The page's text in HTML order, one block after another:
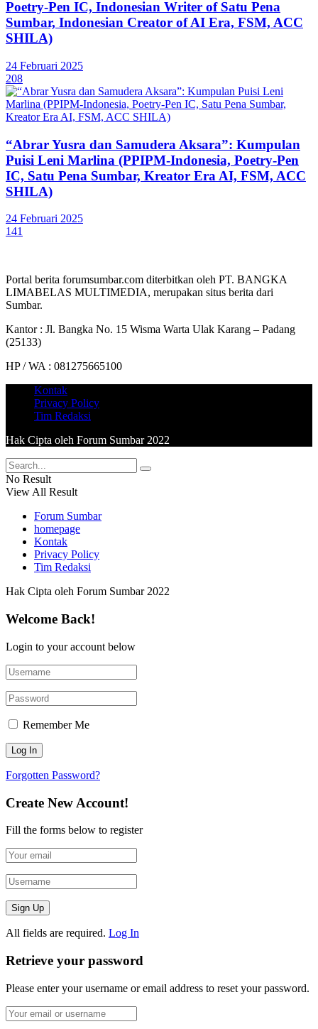
Poetry-Pen IC, Indonesian Writer of Satu Pena
Sumbar, Indonesian Creator of AI Era, FSM, ACC
SHILA)
24 Februari 2025
208
“Abrar Yusra dan Samudera Aksara”: Kumpulan
Puisi Leni Marlina (PPIPM-Indonesia, Poetry-Pen
IC, Satu Pena Sumbar, Kreator Era AI, FSM, ACC
SHILA)
24 Februari 2025
141
Portal berita forumsumbar.com diterbitkan oleh PT. BANGKA
LIMABELAS MULTIMEDIA, merupakan situs berita dari
Sumbar.
Kantor : Jl. Bangka No. 15 Wisma Warta Ulak Karang – Padang
(25133)
HP / WA : 081275665100
Kontak
Privacy Policy
Tim Redaksi
Hak Cipta oleh Forum Sumbar 2022
No Result
View All Result
Forum Sumbar
homepage
Kontak
Privacy Policy
Tim Redaksi
Hak Cipta oleh Forum Sumbar 2022
Welcome Back!
Login to your account below
Remember Me
Forgotten Password?
Create New Account!
Fill the forms below to register
All fields are required. Log In
Retrieve your password
Please enter your username or email address to reset your password.